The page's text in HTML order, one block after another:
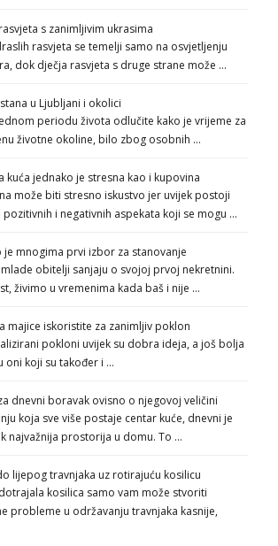
s zanimljivim ukrasima
rasvjeta se temelji samo na osvjetljenju
dok dječja rasvjeta s druge strane može …
u Ljubljani i okolici
periodu života odlučite kako je vrijeme za
životne okoline, bilo zbog osobnih …
kuća jednako je stresna kao i kupovina
može biti stresno iskustvo jer uvijek postoji
pozitivnih i negativnih aspekata koji se mogu …
je mnogima prvi izbor za stanovanje
obitelji sanjaju o svojoj prvoj nekretnini.
živimo u vremenima kada baš i nije …
majice iskoristite za zanimljiv poklon
pokloni uvijek su dobra ideja, a još bolja
oni koji su također i …
dnevni boravak ovisno o njegovoj veličini
koja sve više postaje centar kuće, dnevni je
najvažnija prostorija u domu. To …
lijepog travnjaka uz rotirajuću kosilicu
kosilica samo vam može stvoriti
probleme u održavanju travnjaka kasnije,